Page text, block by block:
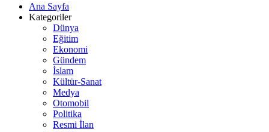
Ana Sayfa
Kategoriler
Dünya
Eğitim
Ekonomi
Gündem
İslam
Kültür-Sanat
Medya
Otomobil
Politika
Resmi İlan